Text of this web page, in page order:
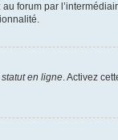
forum par
en ligne. Activez